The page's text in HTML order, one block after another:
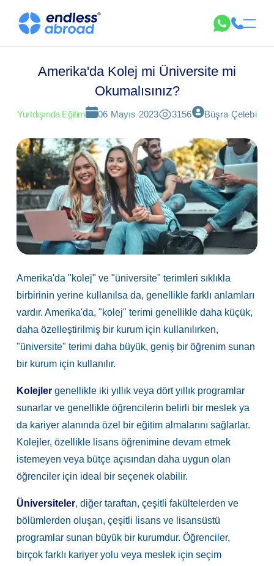
Amerika'da Kolej mi Üniversite mi
Okumalısınız?
Yurtdışında Eğitim 06 Mayıs 2023 3156 Büşra Çelebi
Amerika'da "kolej" ve "üniversite" terimleri sıklıkla
birbirinin yerine kullanılsa da, genellikle farklı anlamları
vardır. Amerika'da, "kolej" terimi genellikle daha küçük,
daha özelleştirilmiş bir kurum için kullanılırken,
"üniversite" terimi daha büyük, geniş bir öğrenim sunan
bir kurum için kullanılır.
Kolejler genellikle iki yıllık veya dört yıllık programlar
sunarlar ve genellikle öğrencilerin belirli bir meslek ya
da kariyer alanında özel bir eğitim almalarını sağlarlar.
Kolejler, özellikle lisans öğrenimine devam etmek
istemeyen veya bütçe açısından daha uygun olan
öğrenciler için ideal bir seçenek olabilir.
Üniversiteler, diğer taraftan, çeşitli fakültelerden ve
bölümlerden oluşan, çeşitli lisans ve lisansüstü
programlar sunan büyük bir kurumdur. Öğrenciler,
birçok farklı kariyer yolu veya meslek için seçim